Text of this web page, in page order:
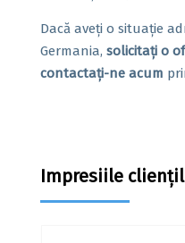
Dacă aveți o situație
Germania, solicitați o
contactați-ne acum
Impresiile